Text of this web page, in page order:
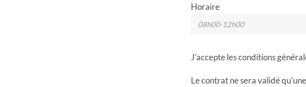
Horaire
J'accepte les conditions
Le contrat ne sera validé